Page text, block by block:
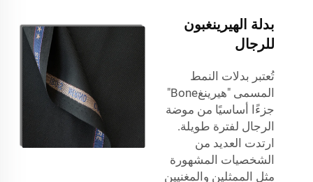
بدلة الهيرينغبون
للرجال
تُعتبر بدلات النمط
المسمى "هيرينغBone"
جزءًا أساسيًا من موضة
الرجال لفترة طويلة.
ارتدت العديد من
الشخصيات المشهورة
مثل الممثلين والمغنيين